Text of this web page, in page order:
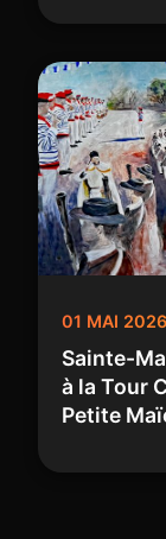
01 MAI 2026
Sainte-
à la Tour
Petite